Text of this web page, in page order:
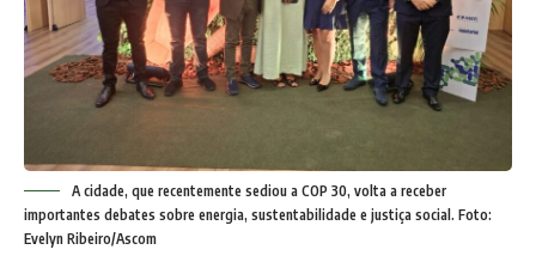
A cidade, que recentemente sediou a COP 30, volta a receber
importantes debates sobre energia, sustentabilidade e justiça social. Foto:
Evelyn Ribeiro/Ascom